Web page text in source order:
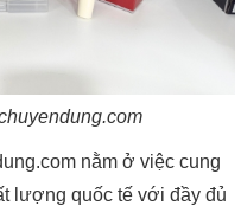
nằm ở việc cung
lượng quốc tế với đầy đủ